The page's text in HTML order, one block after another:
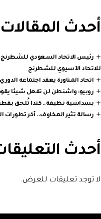
أحدث المقالات
رئيس الاتحاد السعودي للشطرنج
للاتحاد الآسيوي للشطرنج
اتحاد المناورة يعقد اجتماعه الدوري
روبيو: واشنطن لن تفعل شيئا
بسداسية نظيفة.. كندا تُلحق
رسالة تثير المخاوف.. آخر تطورات
أحدث
لا توجد تعليقات للعرض.